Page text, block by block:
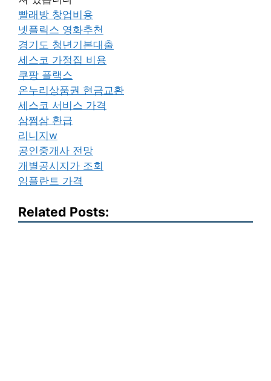
빨래방 창업비용
넷플릭스 영화추천
경기도 청년기본대출
세스코 가정집 비용
쿠팡 플랙스
온누리상품권 현금교환
세스코 서비스 가격
삼쩜삼 환급
리니지w
공인중개사 전망
개별공시지가 조회
임플란트 가격
Related Posts: